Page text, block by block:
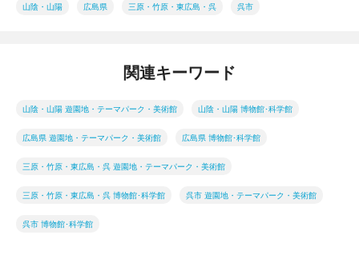
山陰・山陽 広島県 三原・竹原・東広島・呉 呉市
関連キーワード
山陰・山陽 遊園地・テーマパーク・美術館 山陰・山陽 博物館･科学館
広島県 遊園地・テーマパーク・美術館 広島県 博物館･科学館
三原・竹原・東広島・呉 遊園地・テーマパーク・美術館
三原・竹原・東広島・呉 博物館･科学館 呉市 遊園地・テーマパーク・美術館
呉市 博物館･科学館